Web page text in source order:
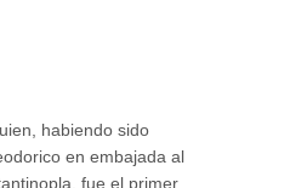
habiendo sido
en embajada al
fue el primer